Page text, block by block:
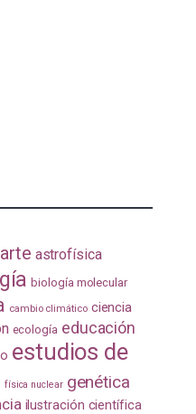
arte astrofísica
biología molecular
cambio climático ciencia
ecología educación
estudios de
física nuclear genética
ilustración científica